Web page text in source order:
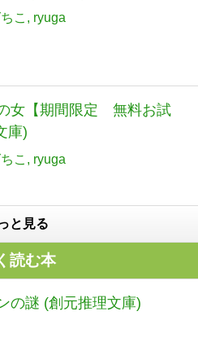
こ ryuga
女【期間限定 無料お試
庫)
こ ryuga
と見る
読む本
の謎 (創元推理文庫)